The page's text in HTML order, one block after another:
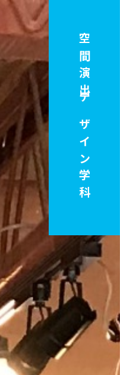
空間演出
デザイン学科